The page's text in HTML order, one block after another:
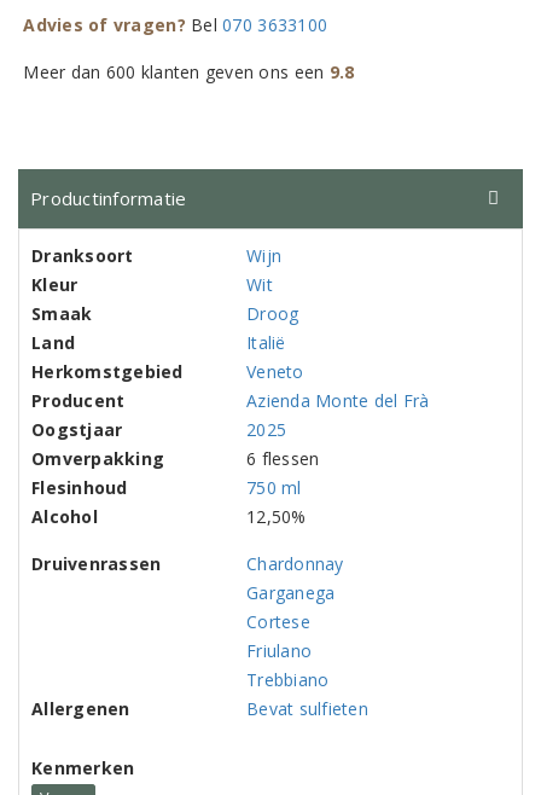
Advies of vragen? Bel070 3633100
Meer dan 600 klanten geven ons een 9.8
Productinformatie
Dranksoort
Wijn
Kleur
Wit
Smaak
Droog
Land
Italië
Herkomstgebied
Veneto
Producent
Azienda Monte del Frà
Oogstjaar
2025
Omverpakking
6 flessen
Flesinhoud
750 ml
Alcohol
12,50%
Druivenrassen
Chardonnay
Garganega
Cortese
Friulano
Trebbiano
Allergenen
Bevat sulfieten
Kenmerken